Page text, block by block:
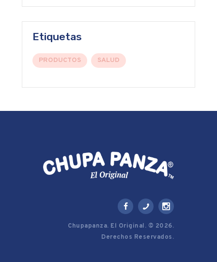
Etiquetas
PRODUCTOS SALUD
Chupapanza. El Original. © 2026.
Derechos Reservados.